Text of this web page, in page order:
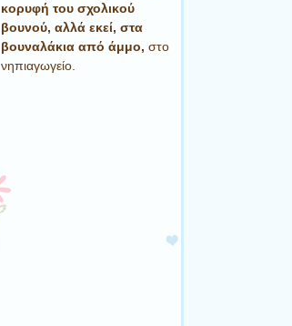
κορυφή του σχολικού
βουνού, αλλά εκεί, στα
βουναλάκια από άμμο, στο
νηπιαγωγείο.